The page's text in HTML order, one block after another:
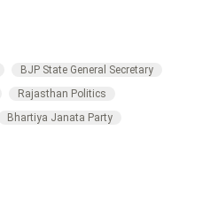
BJP State General Secretary
Rajasthan Politics
Bhartiya Janata Party